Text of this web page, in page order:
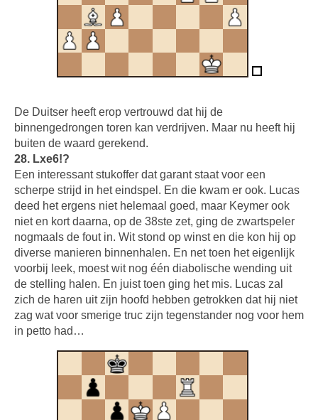
De Duitser heeft erop vertrouwd dat hij de
binnengedrongen toren kan verdrijven. Maar nu heeft hij
buiten de waard gerekend.
28. Lxe6!?
Een interessant stukoffer dat garant staat voor een
scherpe strijd in het eindspel. En die kwam er ook. Lucas
deed het ergens niet helemaal goed, maar Keymer ook
niet en kort daarna, op de 38ste zet, ging de zwartspeler
nogmaals de fout in. Wit stond op winst en die kon hij op
diverse manieren binnenhalen. En net toen het eigenlijk
voorbij leek, moest wit nog één diabolische wending uit
de stelling halen. En juist toen ging het mis. Lucas zal
zich de haren uit zijn hoofd hebben getrokken dat hij niet
zag wat voor smerige truc zijn tegenstander nog voor hem
in petto had…